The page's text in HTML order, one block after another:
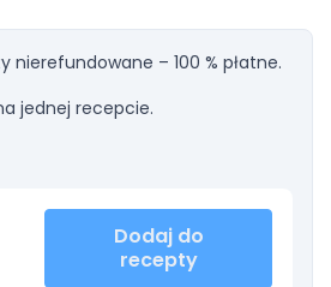
– 100 % płatne.
jednej recepcie.
Dodaj do
recepty